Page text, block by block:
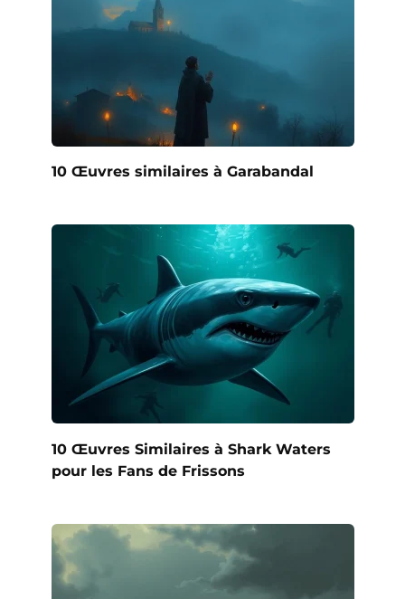
10 Œuvres similaires à Garabandal
10 Œuvres Similaires à Shark Waters
pour les Fans de Frissons